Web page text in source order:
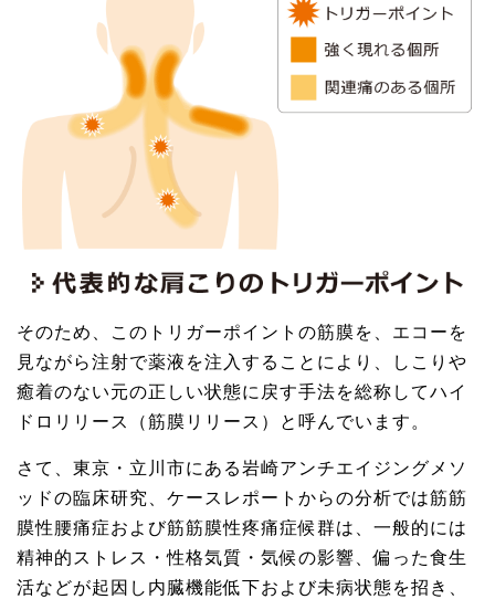
そのため、このトリガーポイントの筋膜を、エコーを
見ながら注射で薬液を注入することにより、しこりや
癒着のない元の正しい状態に戻す手法を総称してハイ
ドロリリース（筋膜リリース）と呼んでいます。
さて、東京・立川市にある岩崎アンチエイジングメソ
ッドの臨床研究、ケースレポートからの分析では筋筋
膜性腰痛症および筋筋膜性疼痛症候群は、一般的には
精神的ストレス・性格気質・気候の影響、偏った食生
活などが起因し内臓機能低下および未病状態を招き、